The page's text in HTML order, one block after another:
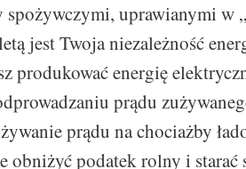
uprawianymi w
jest Twoja niezależność
produkować energię
prądu
prądu na chociażby
podatek rolny i starać